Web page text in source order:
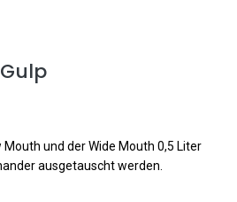
und der Wide Mouth 0,5 Liter
ausgetauscht werden.